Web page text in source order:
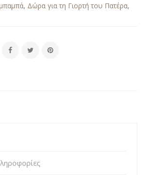
, Δώρα για τη Γιορτή του Πατέρα,